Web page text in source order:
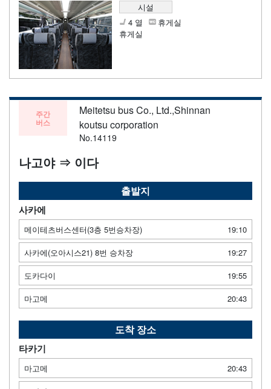
시설
4 열
휴게실
휴게실
주간
버스
Meitetsu bus Co., Ltd.,Shinnan
koutsu corporation
No.14119
나고야 ⇒ 이다
출발지
사카에
메이테츠버스센터(3층 5번승차장)
19:10
사카에(오아시스21) 8번 승차장
19:27
도카다이
19:55
마고메
20:43
도착 장소
타카기
마고메
20:43